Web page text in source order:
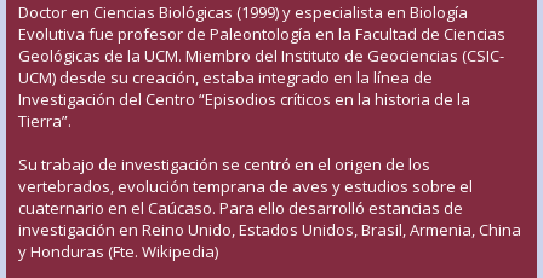
Doctor en Ciencias Biológicas (1999) y especialista en Biología
Evolutiva fue profesor de Paleontología en la Facultad de Ciencias
Geológicas de la UCM. Miembro del Instituto de Geociencias (CSIC-
UCM) desde su creación, estaba integrado en la línea de
Investigación del Centro “Episodios críticos en la historia de la
Tierra”.
Su trabajo de investigación se centró en el origen de los
vertebrados, evolución temprana de aves y estudios sobre el
cuaternario en el Caúcaso. Para ello desarrolló estancias de
investigación en Reino Unido, Estados Unidos, Brasil, Armenia, China
y Honduras (Fte. Wikipedia)